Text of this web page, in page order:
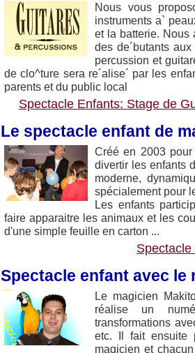
Nous vous
instruments a`
et la batterie. Nous
des de´butants
percussion et
de clo^ture sera re´alise´ par les
parents et du public local
Spectacle Enfants: Stage de
Le spectacle enfant de
Créé en 2003
divertir les enfants
moderne,
spécialement pour
Les enfants
faire apparaitre les animaux et les
d'une simple feuille en carton ...
Spectacle enfant avec le
Le magicien
réalise un
transformations
etc. Il fait ensuite
magicien et